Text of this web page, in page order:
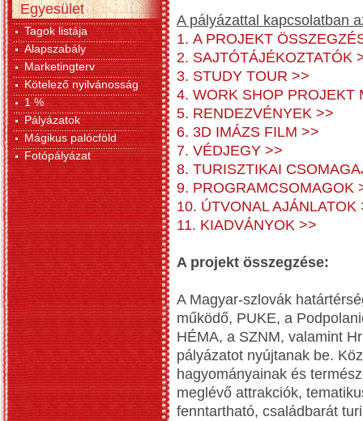
Egyesület
Tagok listája
Alapszabály
Marketingterv
Kötelező nyilvánosság
1 %
Pályázatok
Mágikus palócföld
Fotópályázat
A pályázattal kapcsolatban
1. A PROJEKT
2. SAJTÓTÁJÉKOZTATÓK
3. STUDY TOUR >>
4. WORK SHOP PROJEKT
5. RENDEZVÉNYEK >>
6. 3D IMÁZS FILM >>
7. VÉDJEGY >>
8. TURISZTIKAI
9. PROGRAMCSOMAGOK
10. ÚTVONAL AJÁNLATOK
11. KIADVÁNYOK >>
A projekt összegzése:
A Magyar-szlovák
működő, PUKE, a
HÉMA, a SZNM, valamint
pályázatot nyújtanak be.
hagyományainak és
meglévő attrakciók,
fenntartható, családbarát